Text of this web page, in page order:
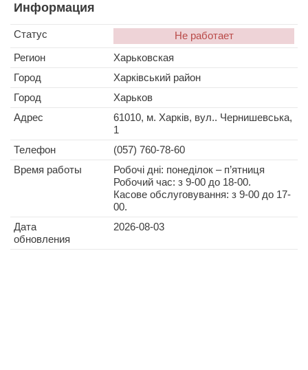
Информация
Статус
Не работает
Регион
Харьковская
Город
Харківський район
Город
Харьков
Адрес
61010, м. Харків, вул.. Чернишевська,
1
Телефон
(057) 760-78-60
Время работы
Робочі дні: понеділок – п’ятниця
Робочий час: з 9-00 до 18-00.
Касове обслуговування: з 9-00 до 17-
00.
Дата
обновления
2026-08-03